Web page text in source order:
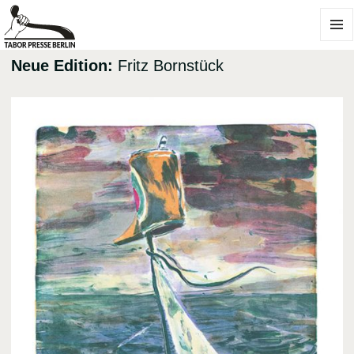
Neue Edition: Fritz Bornstück